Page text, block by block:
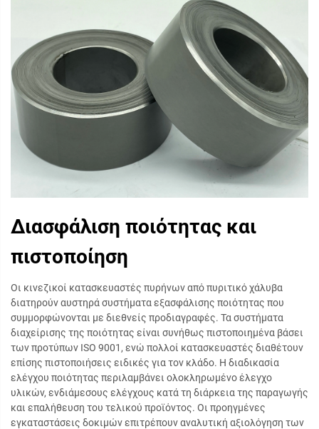
Διασφάλιση ποιότητας και
πιστοποίηση
Οι κινεζικοί κατασκευαστές πυρήνων από πυριτικό χάλυβα
διατηρούν αυστηρά συστήματα εξασφάλισης ποιότητας που
συμμορφώνονται με διεθνείς προδιαγραφές. Τα συστήματα
διαχείρισης της ποιότητας είναι συνήθως πιστοποιημένα βάσει
των προτύπων ISO 9001, ενώ πολλοί κατασκευαστές διαθέτουν
επίσης πιστοποιήσεις ειδικές για τον κλάδο. Η διαδικασία
ελέγχου ποιότητας περιλαμβάνει ολοκληρωμένο έλεγχο
υλικών, ενδιάμεσους ελέγχους κατά τη διάρκεια της παραγωγής
και επαλήθευση του τελικού προϊόντος. Οι προηγμένες
εγκαταστάσεις δοκιμών επιτρέπουν αναλυτική αξιολόγηση των